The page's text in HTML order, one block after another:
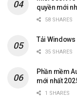
quyền mới
58 SHARES
Tải
35 SHARES
Phần mềm
mới nhất
1 SHARES